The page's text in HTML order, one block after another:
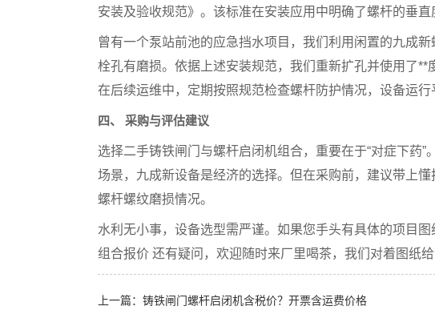
安装及验收规范》。该标准在安装应用中明确了螺杆的垂直
曾有一个泵站前池的应急挡水项目，我们利用闲置的九成
栓孔有磨损。依据上述安装规范，我们重新扩孔并使用了**
在后续运维中，定期按照规范检查螺杆防护情况，设备运行
四、 采购与评估建议
选择二手铸铁闸门与螺杆启闭机组合，重要在于“对症下药
场景，九成新设备是经济的选择。但在采购前，建议带上
螺杆螺纹磨损情况。
水利无小事，设备选型需严谨。如果您手头有具体的项目
组合报价 还有疑问，欢迎随时来厂里喝茶，我们对着图纸给
上一篇： 铸铁闸门螺杆启闭机含税价？开票含运费价格